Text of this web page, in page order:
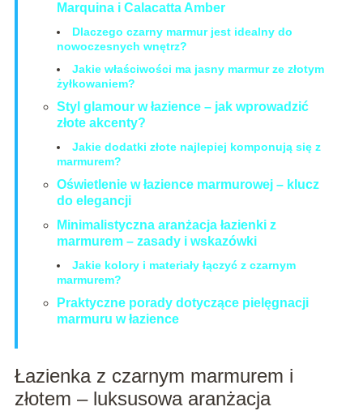
Marquina i Calacatta Amber
Dlaczego czarny marmur jest idealny do
nowoczesnych wnętrz?
Jakie właściwości ma jasny marmur ze złotym
żyłkowaniem?
Styl glamour w łazience – jak wprowadzić
złote akcenty?
Jakie dodatki złote najlepiej komponują się z
marmurem?
Oświetlenie w łazience marmurowej – klucz
do elegancji
Minimalistyczna aranżacja łazienki z
marmurem – zasady i wskazówki
Jakie kolory i materiały łączyć z czarnym
marmurem?
Praktyczne porady dotyczące pielęgnacji
marmuru w łazience
Łazienka z czarnym marmurem i
złotem – luksusowa aranżacja